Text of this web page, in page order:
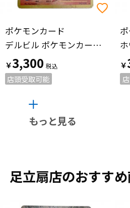
ポケモンカード
デルビル ポケモンカード No.228 ★ 拡張パック 第２弾「遺跡をこえて…」 旧裏面
￥3,300
店頭受取可能
￥
もっと見る
足立扇店のおすす